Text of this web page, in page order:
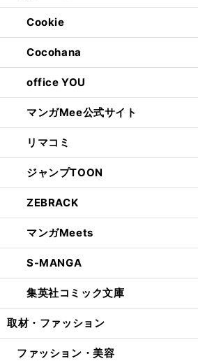
Cookie
Cocohana
office YOU
マンガMee公式サイト
リマコミ
ジャンプTOON
ZEBRACK
マンガMeets
S-MANGA
集英社コミック文庫
取材・ファッション
ファッション・美容